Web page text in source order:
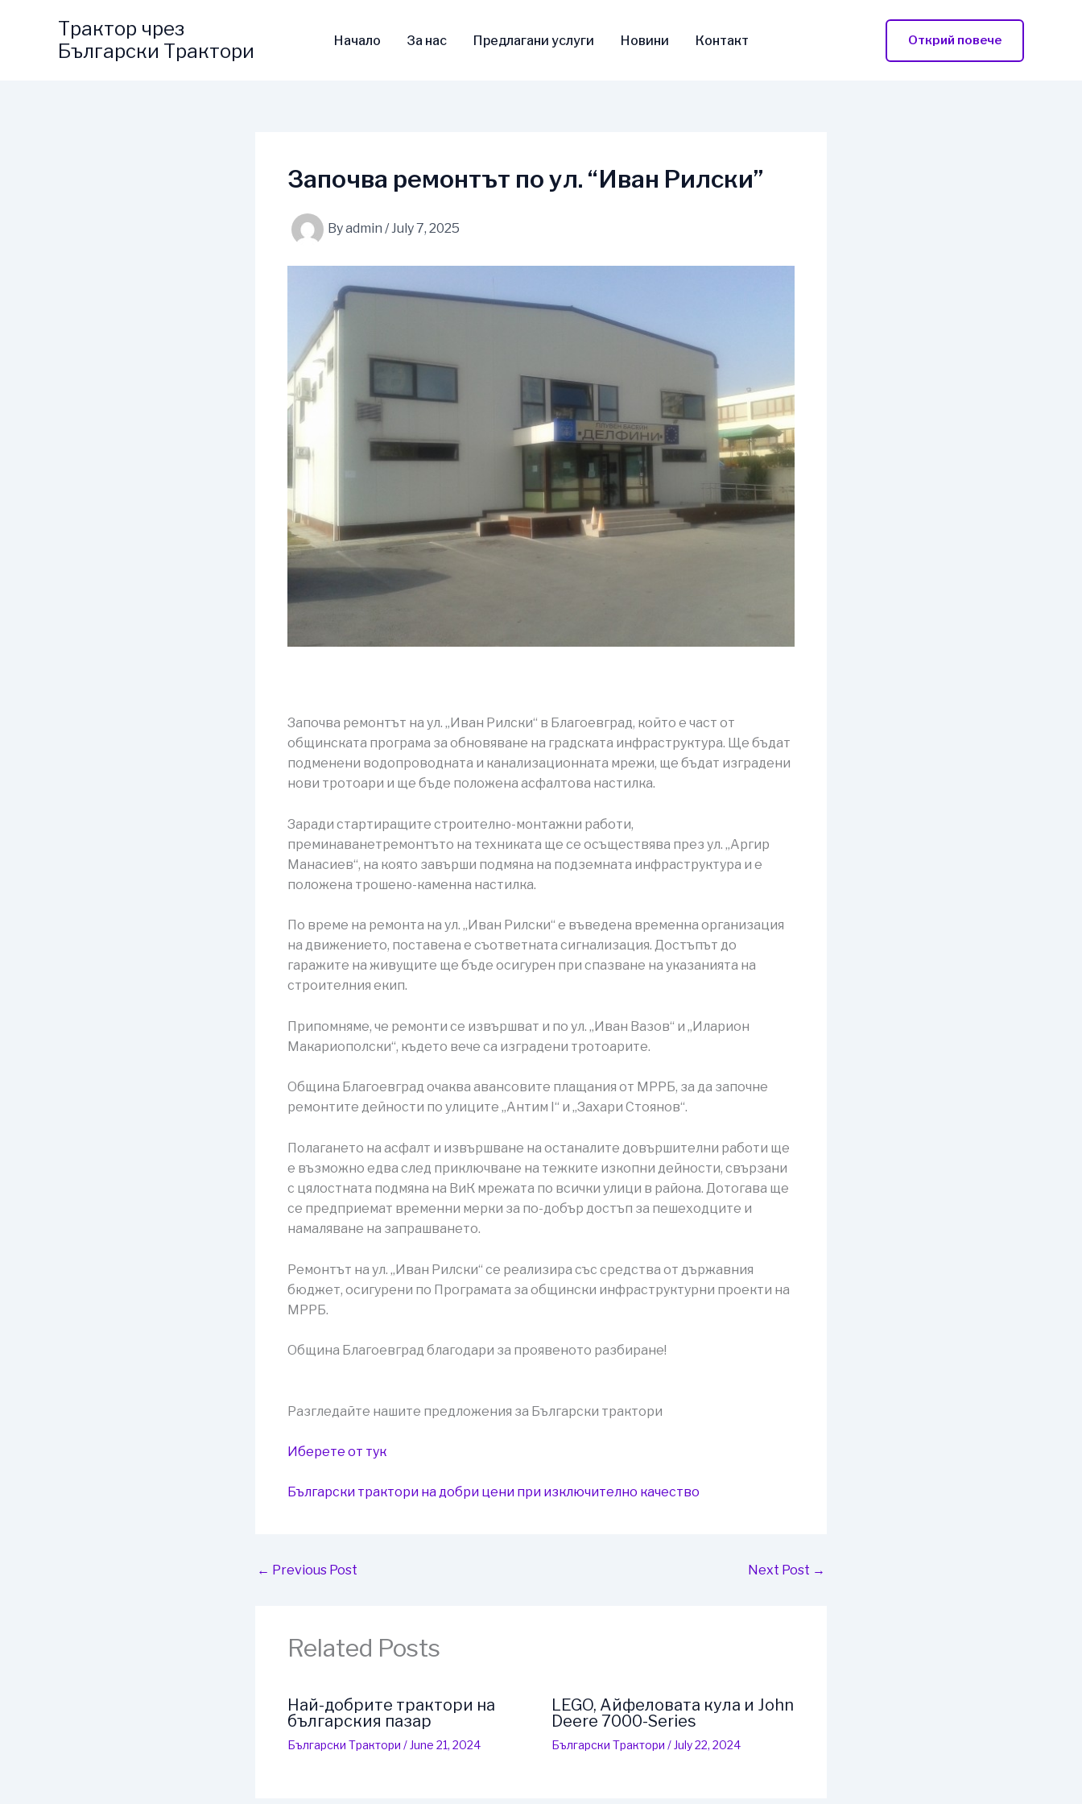
Трактор чрез
Български Трактори
Начало За нас Предлагани услуги Новини Контакт Открий повече
Започва ремонтът по ул. “Иван Рилски”
Byadmin /July 7, 2025
Започва ремонтът на ул. „Иван Рилски“ в Благоевград, който е част от
общинската програма за обновяване на градската инфраструктура. Ще бъдат
подменени водопроводната и канализационната мрежи, ще бъдат изградени
нови тротоари и ще бъде положена асфалтова настилка.
Заради стартиращите строително-монтажни работи,
преминаванетремонтъто на техниката ще се осъществява през ул. „Аргир
Манасиев“, на която завърши подмяна на подземната инфраструктура и е
положена трошено-каменна настилка.
По време на ремонта на ул. „Иван Рилски“ е въведена временна организация
на движението, поставена е съответната сигнализация. Достъпът до
гаражите на живущите ще бъде осигурен при спазване на указанията на
строителния екип.
Припомняме, че ремонти се извършват и по ул. „Иван Вазов“ и „Иларион
Макариополски“, където вече са изградени тротоарите.
Община Благоевград очаква авансовите плащания от МРРБ, за да започне
ремонтите дейности по улиците „Антим I“ и „Захари Стоянов“.
Полагането на асфалт и извършване на останалите довършителни работи ще
е възможно едва след приключване на тежките изкопни дейности, свързани
с цялостната подмяна на ВиК мрежата по всички улици в района. Дотогава ще
се предприемат временни мерки за по-добър достъп за пешеходците и
намаляване на запрашването.
Ремонтът на ул. „Иван Рилски“ се реализира със средства от държавния
бюджет, осигурени по Програмата за общински инфраструктурни проекти на
МРРБ.
Община Благоевград благодари за проявеното разбиране!
Разгледайте нашите предложения за Български трактори
Иберете от тук
Български трактори на добри цени при изключително качество
← Previous Post Next Post →
Related Posts
Най-добрите трактори на
българския пазар
Български Трактори /June 21, 2024
LEGO, Айфеловата кула и John
Deere 7000-Series
Български Трактори /July 22, 2024